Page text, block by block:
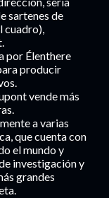
sartenes de
cuadro),
por Élenthere
producir
vende más
a varias
que cuenta con
el mundo y
investigación y
grandes